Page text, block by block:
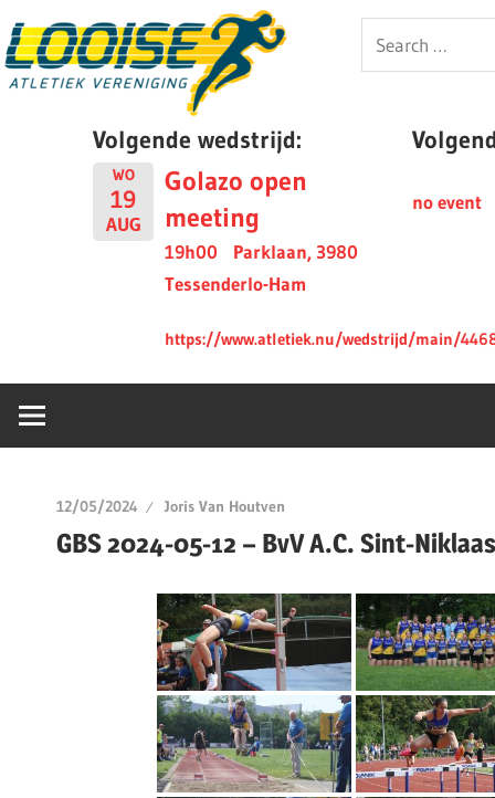
to
content
Looise
Search
for:
Volgende wedstrijd:
WO
19
AUG
Golazo open
meeting
19h00
Parklaan, 3980
Tessenderlo-Ham
https://www.atletiek.nu/wedstrijd/main/
no event
12/05/2024 Joris Van Houtven
GBS 2024-05-12 – BvV A.C. Sint-Niklaas